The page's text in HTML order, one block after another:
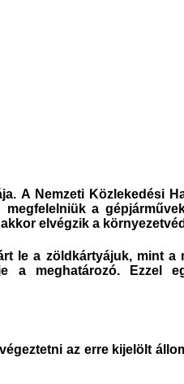
A Nemzeti Közlekedési
a
elvégzik a
le a zöldkártyájuk, mint a
a meghatározó. Ezzel
az erre kijelölt